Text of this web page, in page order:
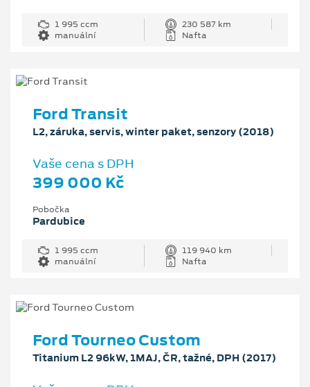
1 995 ccm
230 587 km
manuální
Nafta
Ford Transit
L2, záruka, servis, winter paket, senzory (2018)
Vaše cena s DPH
399 000 Kč
Pobočka
Pardubice
1 995 ccm
119 940 km
manuální
Nafta
Ford Tourneo Custom
Titanium L2 96kW, 1MAJ, ČR, tažné, DPH (2017)